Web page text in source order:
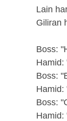
Lain
Giliran
Boss:
Hamid:
Boss:
Hamid:
Boss:
Hamid: